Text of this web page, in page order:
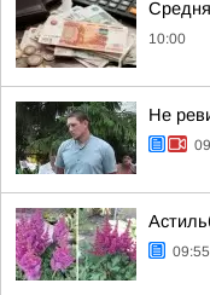
10:00
Не
09:55